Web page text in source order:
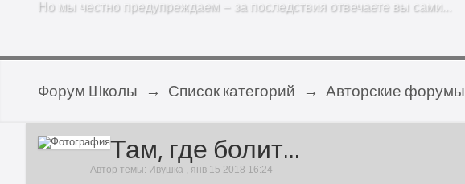
Но мы честно предупреждаем – за последствия отвечаете вы сами…
Форум Школы → Список категорий → Авторские форумы
Там, где болит...
Автор темы: Ивушка ,янв 15 2018 16:24